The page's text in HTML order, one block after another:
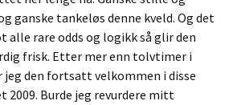
ganske tankeløs denne kveld. Og det
alle rare odds og logikk så glir den
frisk. Etter mer enn tolvtimer i
jeg den fortsatt velkommen i disse
2009. Burde jeg revurdere mitt